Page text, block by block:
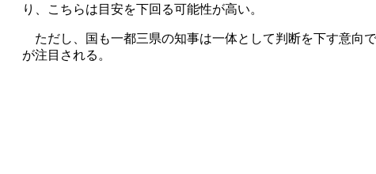
り、こちらは目安を下回る可能性が高い。
ただし、国も一都三県の知事は一体として判断を下す意向
が注目される。